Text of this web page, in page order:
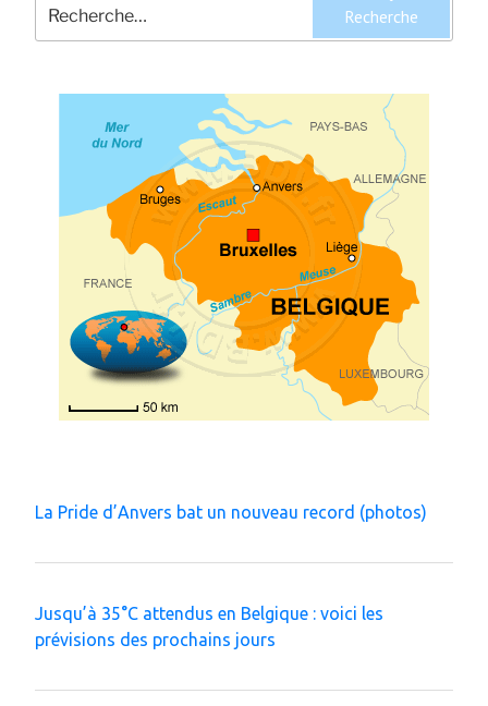
pour
:
Recherche
La Pride d’Anvers bat un nouveau record (photos)
Jusqu’à 35°C attendus en Belgique : voici les
prévisions des prochains jours